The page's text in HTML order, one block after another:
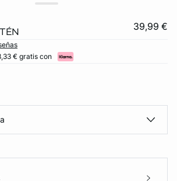
39,99 €
€ gratis con